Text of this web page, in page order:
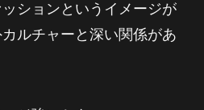
ションというイメージが
ルチャーと深い関係があ